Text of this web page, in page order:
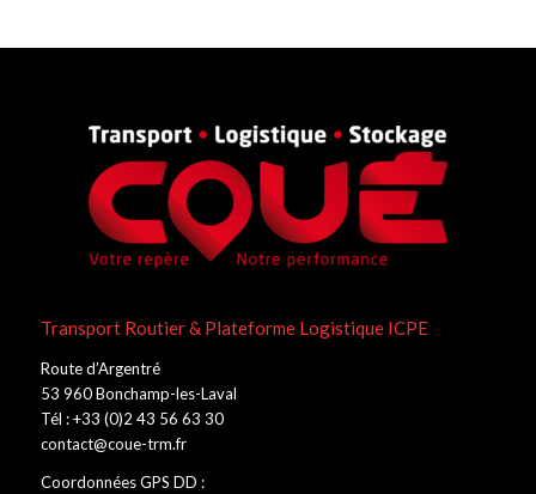
Transport Routier & Plateforme Logistique ICPE
Route d’Argentré
53 960 Bonchamp-les-Laval
Tél : +33 (0)2 43 56 63 30
contact@coue-trm.fr
Coordonnées GPS DD :